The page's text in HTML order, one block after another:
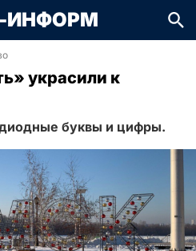
ИНФОРМ
украсили к
буквы и цифры.